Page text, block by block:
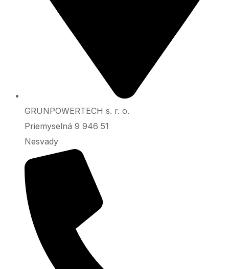
GRUNPOWERTECH s. r. o.
Priemyselná 9 946 51
Nesvady